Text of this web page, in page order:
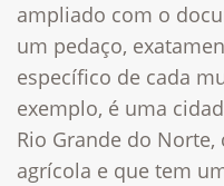
ampliado com o
um pedaço,
específico de cada
exemplo, é uma
Rio Grande do
agrícola e que tem